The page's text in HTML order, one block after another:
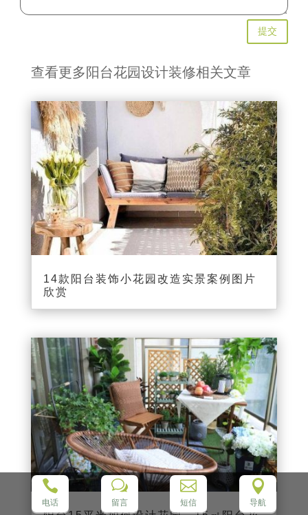
提交
查看更多阳台花园设计装修相关文章
14款阳台装饰小花园改造实景案例图片
欣赏

电话
w
留言

短信

导航